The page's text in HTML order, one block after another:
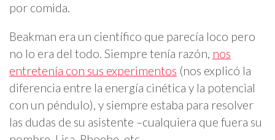
por comida.
Beakman era un científico que parecía loco pero
no lo era del todo. Siempre tenía razón, nos
entretenía con sus experimentos (nos explicó la
diferencia entre la energía cinética y la potencial
con un péndulo), y siempre estaba para resolver
las dudas de su asistente –cualquiera que fuera su